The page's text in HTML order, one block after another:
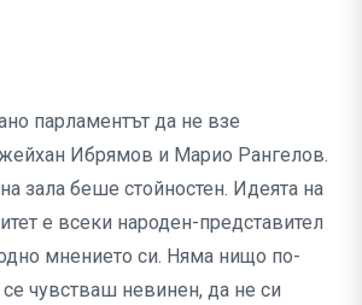
парламентът да не взе
Ибрямов и Марио Рангелов.
зала беше стойностен. Идеята на
е всеки народен-представител
мнението си. Няма нищо по-
чувстваш невинен, да не си